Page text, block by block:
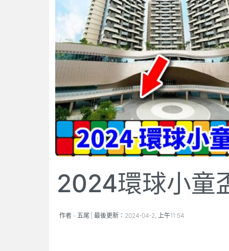
2024環球小童
作者 - 五尾 | 最後更新： 2024-04-2, 上午11:54